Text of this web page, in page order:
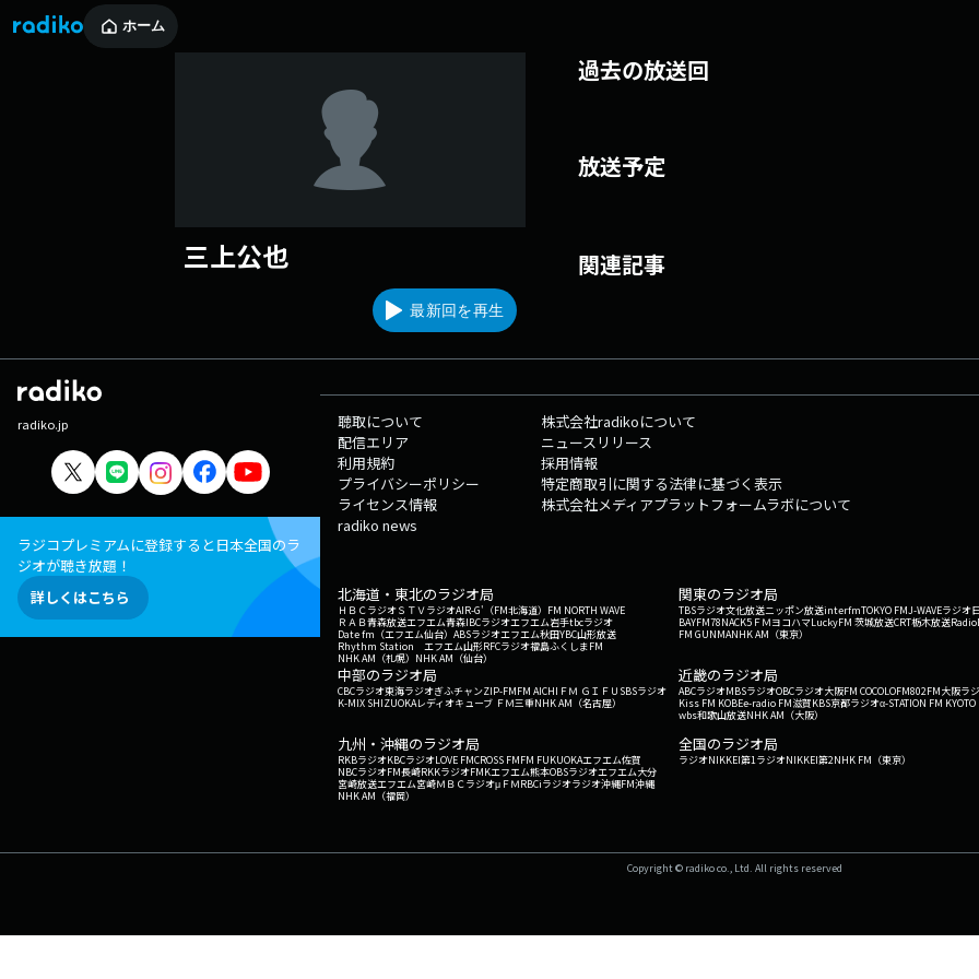
ホーム
三上公也
最新回を再生
過去の放送回
放送予定
関連記事
radiko.jp
ラジコプレミアムに登録すると日本全国のラ
ジオが聴き放題！
詳しくはこちら
聴取について
配信エリア
利用規約
プライバシーポリシー
ライセンス情報
radiko news
株式会社radikoについて
ニュースリリース
採用情報
特定商取引に関する法律に基づく表示
株式会社メディアプラットフォームラボについて
北海道・東北のラジオ局
ＨＢＣラジオＳＴＶラジオAIR-G'（FM北海道） FM NORTH WAVE
ＲＡＢ青森放送エフエム青森IBCラジオエフエム岩手tbcラジオ
Date fm（エフエム仙台） ABSラジオエフエム秋田YBC山形放送
Rhythm Station エフエム山形RFCラジオ福島ふくしまFM
NHK AM（札幌） NHK AM（仙台）
関東のラジオ局
TBSラジオ文化放送ニッポン放送interfmTOKYO FMJ-WAVEラジオ
BAYFM78NACK5 ＦＭヨコハマLuckyFM 茨城放送CRT栃木放送
FM GUNMANHK AM（東京）
中部のラジオ局
CBCラジオ東海ラジオぎふチャンZIP-FMFM AICHI ＦＭ ＧＩＦＵ SBSラジオ
K-MIX SHIZUOKAレディオキューブ ＦＭ三重NHK AM（名古屋）
近畿のラジオ局
ABCラジオMBSラジオOBCラジオ大阪FM COCOLOFM802FM大阪ラ
Kiss FM KOBEe-radio FM滋賀KBS京都ラジオα-STATION FM KYOTO
wbs和歌山放送NHK AM（大阪）
九州・沖縄のラジオ局
RKBラジオKBCラジオLOVE FMCROSS FMFM FUKUOKAエフエム佐賀
NBCラジオFM長崎RKKラジオFMKエフエム熊本OBSラジオエフエム大分
宮崎放送エフエム宮崎ＭＢＣラジオμＦＭRBCiラジオラジオ沖縄FM沖縄
NHK AM（福岡）
全国のラジオ局
ラジオNIKKEI第1ラジオNIKKEI第2NHK FM（東京）
Copyright © radiko co., Ltd. All rights reserved